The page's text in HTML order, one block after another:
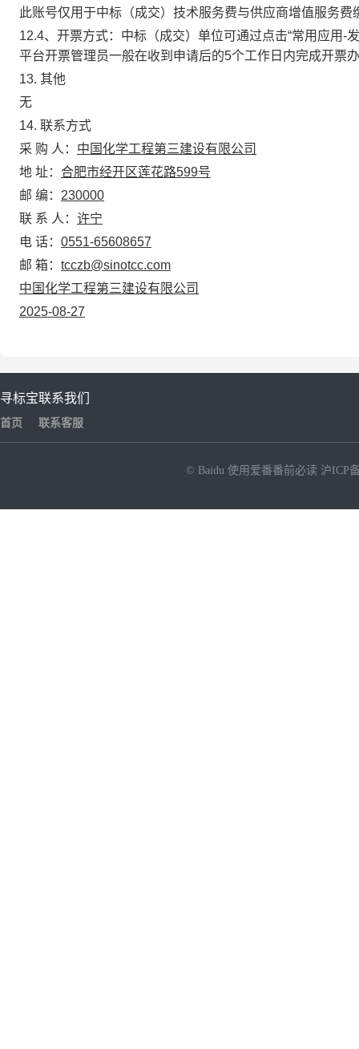
此账号仅用于中标（成交）技术服务费与供应商增值服务费
12.4、开票方式： 中标（成交）单位可通过点击“常用应用
平台开票管理员一般在收到申请后的5个工作日内完成开票
13. 其他
无
14. 联系方式
采 购 人： 中国化学工程第三建设有限公司
地 址： 合肥市经开区莲花路599号
邮 编： 230000
联 系 人： 许宁
电 话： 0551-65608657
邮 箱： tcczb@sinotcc.com
中国化学工程第三建设有限公司
2025-08-27
寻标宝
首页
联系我们
联系客服
© Baidu 使用爱番番前必读 沪ICP